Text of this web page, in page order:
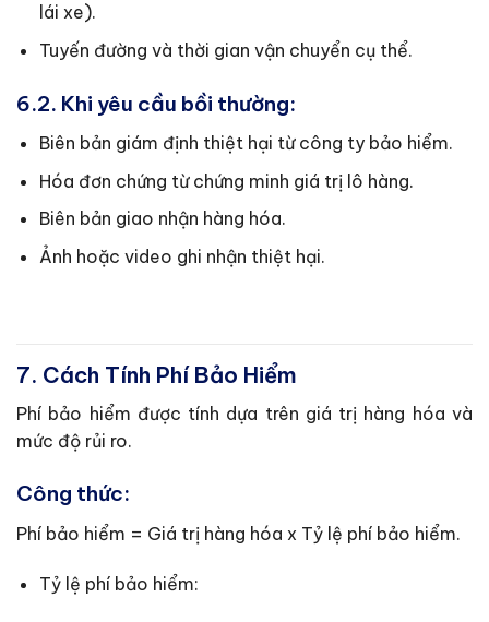
lái xe).
Tuyến đường và thời gian vận chuyển cụ thể.
6.2. Khi yêu cầu bồi thường:
Biên bản giám định thiệt hại từ công ty bảo hiểm.
Hóa đơn chứng từ chứng minh giá trị lô hàng.
Biên bản giao nhận hàng hóa.
Ảnh hoặc video ghi nhận thiệt hại.
7. Cách Tính Phí Bảo Hiểm
Phí bảo hiểm được tính dựa trên giá trị hàng hóa và
mức độ rủi ro.
Công thức:
Phí bảo hiểm = Giá trị hàng hóa x Tỷ lệ phí bảo hiểm.
Tỷ lệ phí bảo hiểm: